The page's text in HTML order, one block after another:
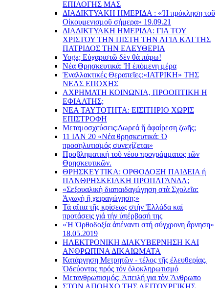
EΠΙΛΟΓΗΣ ΜΑΣ
ΔΙΑΔΙΚΤΥΑΚΗ ΗΜΕΡΙΔΑ : «Ἡ πρόκληση τοῦ
Οἰκουμενισμοῦ σήμερα» 19.09.21
ΔΙΑΔΙΚΤΥΑΚΗ ΗΜΕΡΙΔΑ: ΓΙΑ ΤΟΥ
ΧΡΙΣΤΟΥ ΤΗΝ ΠΙΣΤΗ ΤΗΝ ΑΓΙΑ ΚΑΙ ΤΗΣ
ΠΑΤΡΙΔΟΣ ΤΗΝ ΕΛΕΥΘΕΡΙΑ
Yoga; Εὐχαριστῶ δὲν θὰ πάρω!
Νέα Θρησκευτικά: Ἡ ἑπόμενη μέρα
Ἐναλλακτικές Θεραπεῖες:«ΙΑΤΡΙΚΗ» ΤΗΣ
ΝΕΑΣ ΕΠΟΧΗΣ
ΑΧΡΗΜΑΤΗ ΚΟΙΝΩΝΙΑ, ΠΡΟΟΠΤΙΚΗ Η
ΕΦΙΑΛΤΗΣ;
ΝΕΑ ΤΑΥΤΟΤΗΤΑ: ΕΙΣΙΤΗΡΙΟ ΧΩΡΙΣ
ΕΠΙΣΤΡΟΦΗ
Μεταμοσχεύσεις:Δωρεά ἤ ἀφαίρεση ζωῆς;
11 ΙΑΝ 20 «Νέα θρησκευτικά: Ὁ
προσηλυτισμός συνεχίζεται»
Προβληματική τοῦ νέου προγράμματος τῶν
Θρησκευτικῶν.
ΘΡΗΣΚΕΥΤΙΚΑ: ΟΡΘΟΔΟΞΗ ΠΑΙΔΕΙΑ ή
ΠΑΝΘΡΗΣΚΕΙΑΚΗ ΠΡΟΠΑΓΑΝΔΑ;
«Σεξουαλικὴ διαπαιδαγώγηση στὰ Σχολεῖα:
Ἀγωγὴ ἢ χειραγώγηση;»
Τά αἴτια τῆς κρίσεως στήν Ἑλλάδα καί
προτάσεις γιά τήν ὑπέρβασή της
«Ἡ Ὀρθοδοξία ἀπέναντι στή σύγχρονη ἄρνηση»
18.05.2019
ΗΛΕΚΤΡΟΝΙΚΗ ΔΙΑΚΥΒΕΡΝΗΣΗ ΚΑΙ
ΑΝΘΡΩΠΙΝΑ ΔΙΚΑΙΩΜΑΤΑ
Κατάργηση Μετρητῶν - τέλος τῆς ἐλευθερίας.
Ὁδεύοντας πρός τόν ὁλοκληρωτισμό
Μετανθρωπισμός: Ἀπειλή για τὸν Ἂνθρωπο
ΣΤΟΝ ΑΠΟΗΧΟ ΤΗΣ ΛΕΙΤΟΥΡΓΙΚΗΣ